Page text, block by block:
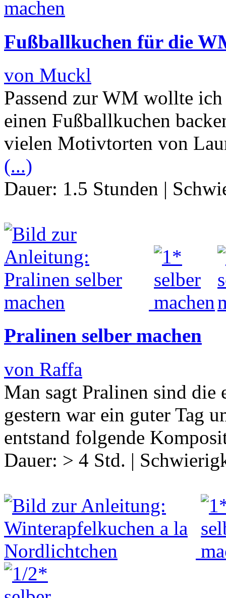
Fußballkuchen für die
von Muckl
Passend zur WM wollte
einen Fußballkuchen
vielen Motivtorten von
(...)
Dauer: 1.5 Stunden |
Pralinen selber machen
von Raffa
Man sagt Pralinen sind die
gestern war ein guter Tag
entstand folgende
Dauer: > 4 Std. |